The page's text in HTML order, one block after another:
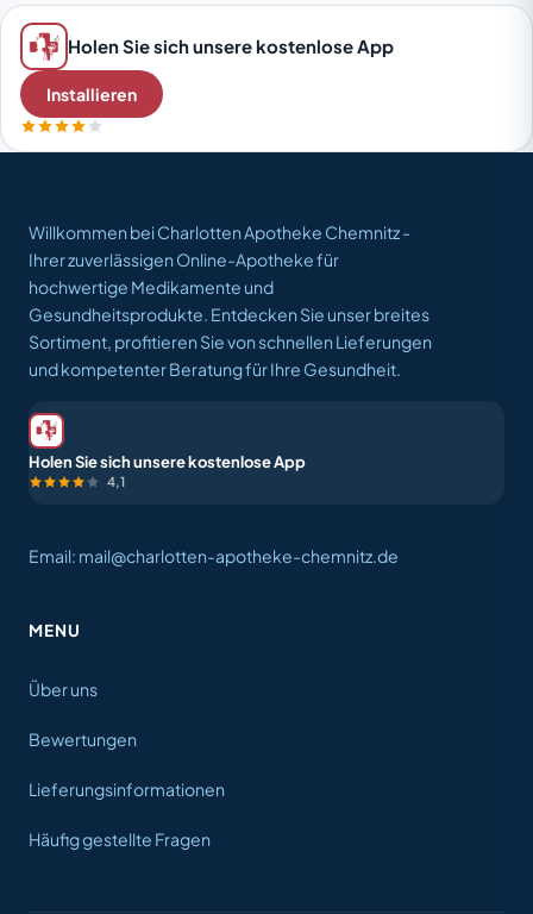
Holen Sie sich unsere kostenlose App
Installieren
Willkommen bei Charlotten Apotheke Chemnitz -
Ihrer zuverlässigen Online-Apotheke für
hochwertige Medikamente und
Gesundheitsprodukte. Entdecken Sie unser breites
Sortiment, profitieren Sie von schnellen Lieferungen
und kompetenter Beratung für Ihre Gesundheit.
Holen Sie sich unsere kostenlose App
4,1
Email: mail@charlotten-apotheke-chemnitz.de
MENU
Über uns
Bewertungen
Lieferungsinformationen
Häufig gestellte Fragen